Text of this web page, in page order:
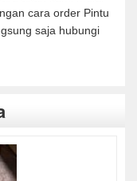
cara order Pintu
saja hubungi